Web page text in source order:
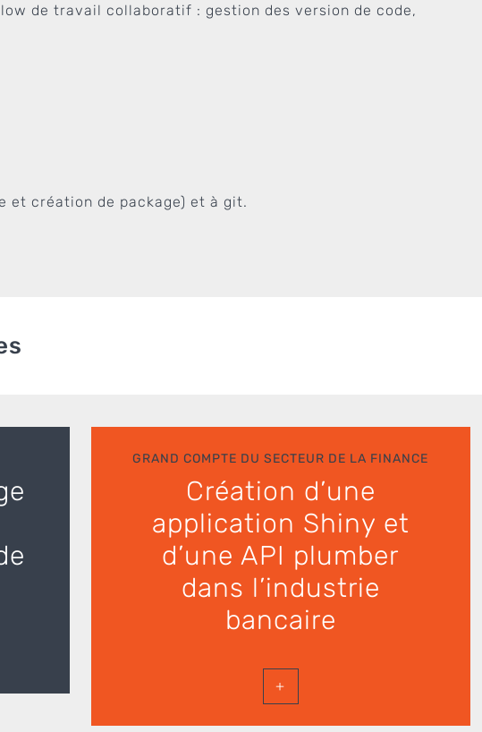
de travail collaboratif : gestion des version de code,
et création de package) et à git.
GRAND COMPTE DU SECTEUR DE LA FINANCE
Création d’une
application Shiny et
d’une API plumber
dans l’industrie
bancaire
+